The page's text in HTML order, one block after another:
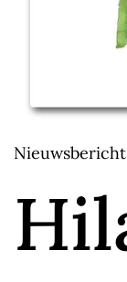
Nieuwsbericht